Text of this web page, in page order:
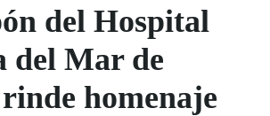
del Hospital
del Mar de
homenaje